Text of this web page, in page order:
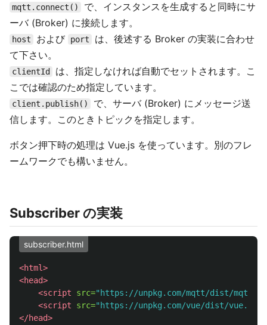
mqtt.connect()
で、インスタンスを生成すると同時にサ
ーバ (Broker) に接続します。
host および port
は、後述する Broker の実装に合わせ
て下さい。
clientId
は、指定しなければ自動でセットされます。こ
こでは確認のため指定しています。
client.publish()
で、サーバ (Broker) にメッセージ送
信します。このときトピックを指定します。
ボタン押下時の処理は Vue.js を使っています。別のフレ
ームワークでも構いません。
Subscriber の実装
subscriber.html
<html>
<head>
<script src="https://unpkg.com/mqtt/dist/
<script src="https://unpkg.com/vue/dist/
</head>